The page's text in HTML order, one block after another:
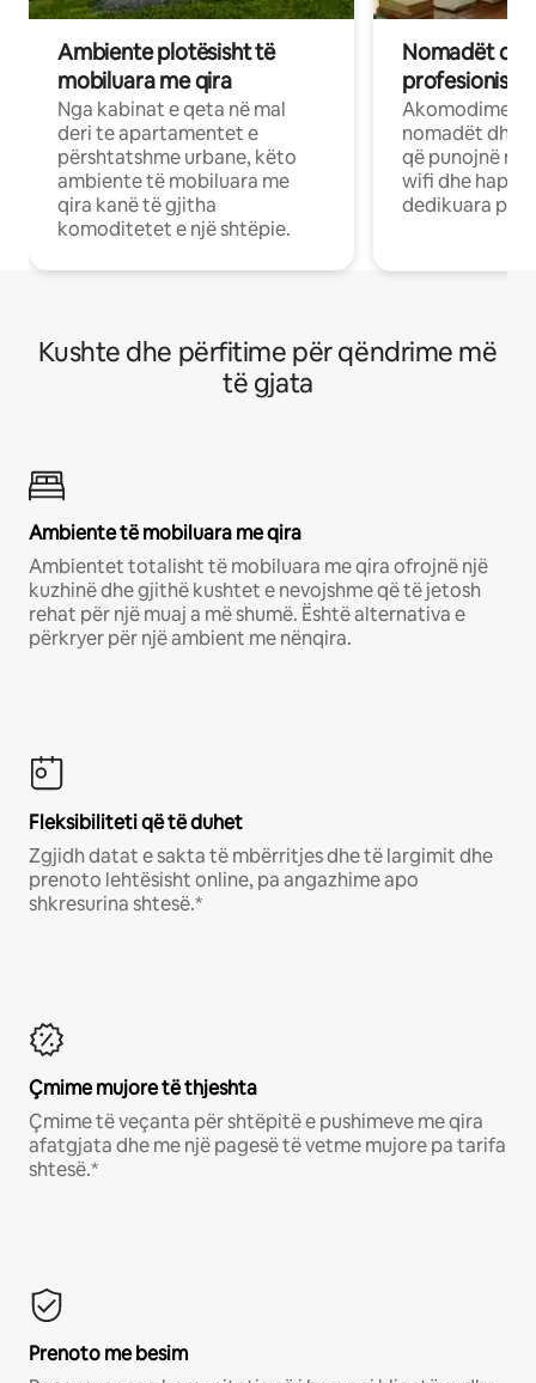
Ambiente plotësisht të
mobiluara me qira
Nga kabinat e qeta në mal
deri te apartamentet e
përshtatshme urbane, këto
ambiente të mobiluara me
qira kanë të gjitha
komoditetet e një shtëpie.
Nomadët
Akomodime
nomadët dhe
që punojnë në
wifi dhe
dedikuara
Kushte dhe përfitime për qëndrime më
të gjata
Ambiente të mobiluara me qira
Ambientet totalisht të mobiluara me qira ofrojnë një
kuzhinë dhe gjithë kushtet e nevojshme që të jetosh
rehat për një muaj a më shumë. Është alternativa e
përkryer për një ambient me nënqira.
Fleksibiliteti që të duhet
Zgjidh datat e sakta të mbërritjes dhe të largimit dhe
prenoto lehtësisht online, pa angazhime apo
shkresurina shtesë.*
Çmime mujore të thjeshta
Çmime të veçanta për shtëpitë e pushimeve me qira
afatgjata dhe me një pagesë të vetme mujore pa tarifa
shtesë.*
Prenoto me besim